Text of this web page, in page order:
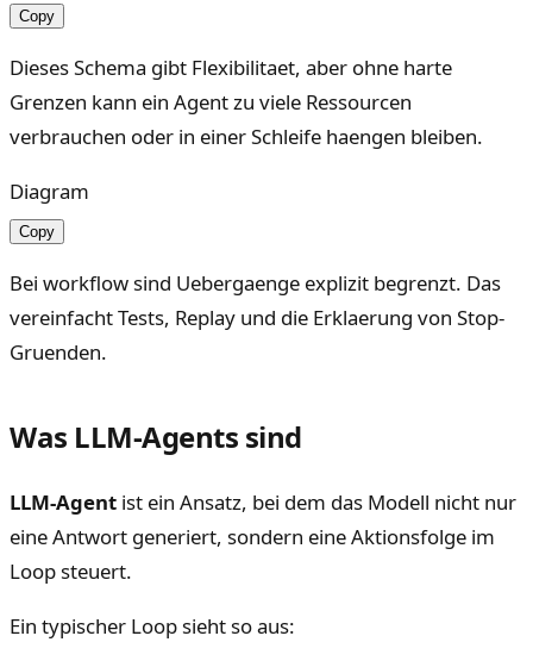
Copy
Dieses Schema gibt Flexibilitaet, aber ohne harte
Grenzen kann ein Agent zu viele Ressourcen
verbrauchen oder in einer Schleife haengen bleiben.
Diagram
Copy
Bei workflow sind Uebergaenge explizit begrenzt. Das
vereinfacht Tests, Replay und die Erklaerung von Stop-
Gruenden.
Was LLM-Agents sind
LLM-Agent ist ein Ansatz, bei dem das Modell nicht nur
eine Antwort generiert, sondern eine Aktionsfolge im
Loop steuert.
Ein typischer Loop sieht so aus: